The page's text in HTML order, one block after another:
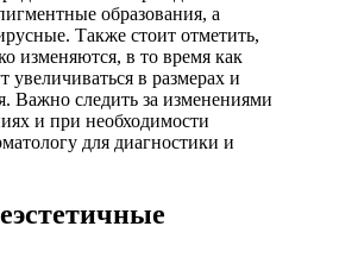
образования, а
Также стоит отметить,
изменяются, в то время как
в размерах и
Важно следить за изменениями
и при необходимости
для диагностики и